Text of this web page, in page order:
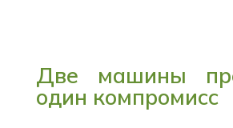
Две машины
один компромисс